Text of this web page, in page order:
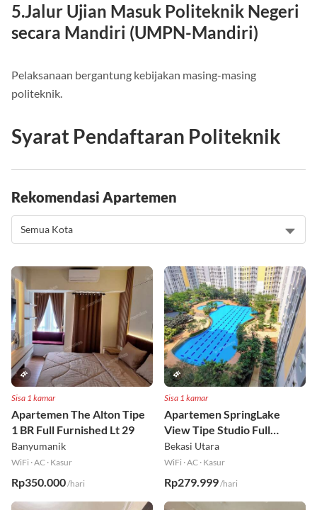
5.Jalur Ujian Masuk Politeknik Negeri
secara Mandiri (UMPN-Mandiri)
Pelaksanaan bergantung kebijakan masing-masing
politeknik.
Syarat Pendaftaran Politeknik
Rekomendasi Apartemen
Sisa 1 kamar
Apartemen The Alton Tipe
1 BR Full Furnished Lt 29
Banyumanik
WiFi ·AC · Kasur
Rp350.000/hari
Sisa 1 kamar
Apartemen SpringLake
View Tipe Studio Full
Furnished Lt 2
Bekasi Utara
WiFi ·AC · Kasur
Rp279.999/hari